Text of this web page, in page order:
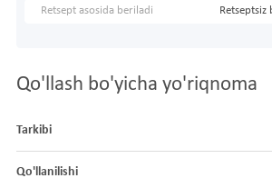
Retsept asosida beriladi Retseptsiz
Qo'llash bo'yicha yo'riqnoma
Tarkibi
Qo'llanilishi